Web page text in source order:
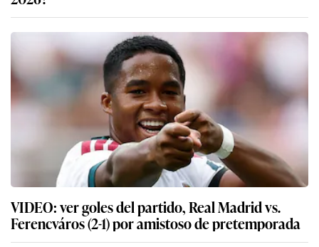
VIDEO: ver goles del partido, Real Madrid vs.
Ferencváros (2-1) por amistoso de pretemporada